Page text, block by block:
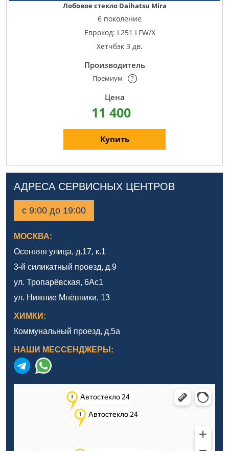
Лобовое стекло Daihatsu Mira
6 поколение
Еврокод: L251 LFW/X
Хетчбэк 3 дв.
Премиум ?
11 400
Купить
АДРЕСА СЕРВИСНЫХ ЦЕНТРОВ
с 9:00 до 19:00
МОСКВА:
Осенняя улица, д.17, к.1
3-й силикатный проезд, д.9
ул. Тропарёвская, 6Ас1
ул. Нижние Мнёвники, 13
ХИМКИ:
Коммунальный проезд, д.5а
НАШИ МЕССЕНДЖЕРЫ: